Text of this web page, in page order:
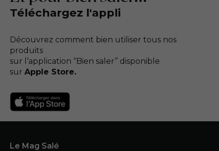
Téléchargez l'appli
Découvrez comment bien utiliser tous nos
produits
sur l’application “Bien saler” disponible
sur Apple Store.
Le Mag Salé